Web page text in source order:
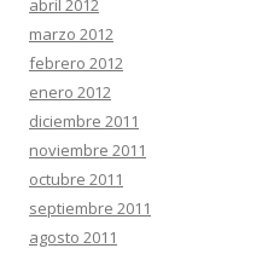
abril 2012
marzo 2012
febrero 2012
enero 2012
diciembre 2011
noviembre 2011
octubre 2011
septiembre 2011
agosto 2011